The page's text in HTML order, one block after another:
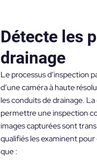
Détecte les
drainage
Le processus d’inspection
d’une caméra à haute
les conduits de drainage.
permettre une inspection
images capturées sont
qualifiés les examinent
que :